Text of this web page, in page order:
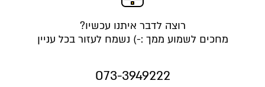
רוצה לדבר איתנו עכשיו?
מחכים לשמוע ממך :-) נשמח לעזור בכל עניין
073-3949222